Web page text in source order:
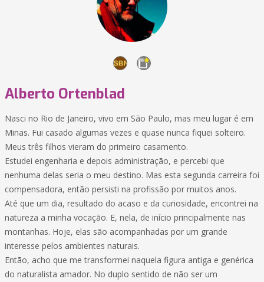
Alberto Ortenblad
Nasci no Rio de Janeiro, vivo em São Paulo, mas meu lugar é em
Minas. Fui casado algumas vezes e quase nunca fiquei solteiro.
Meus três filhos vieram do primeiro casamento.
Estudei engenharia e depois administração, e percebi que
nenhuma delas seria o meu destino. Mas esta segunda carreira foi
compensadora, então persisti na profissão por muitos anos.
Até que um dia, resultado do acaso e da curiosidade, encontrei na
natureza a minha vocação. E, nela, de início principalmente nas
montanhas. Hoje, elas são acompanhadas por um grande
interesse pelos ambientes naturais.
Então, acho que me transformei naquela figura antiga e genérica
do naturalista amador. No duplo sentido de não ser um